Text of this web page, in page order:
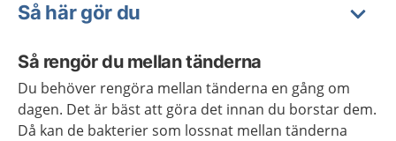
Så här gör du
Så rengör du mellan tänderna
Du behöver rengöra mellan tänderna en gång om
dagen. Det är bäst att göra det innan du borstar dem.
Då kan de bakterier som lossnat mellan tänderna